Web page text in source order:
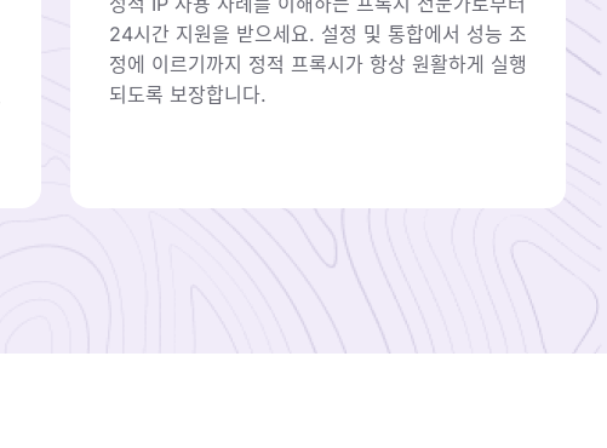
24시간 지원을 받으세요. 설정 및 통합에서 성능 조
정에 이르기까지 정적 프록시가 항상 원활하게 실행
되도록 보장합니다.